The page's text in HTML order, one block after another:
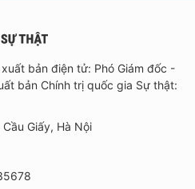
bản điện tử: Phó Giám đốc -
bản Chính trị quốc gia Sự thật:
Giấy, Hà Nội